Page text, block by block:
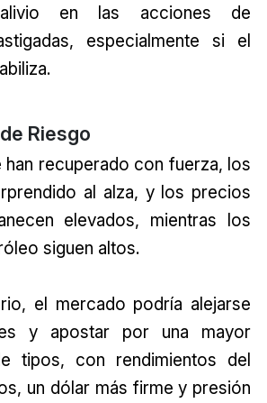
en las acciones de
especialmente si el
Riesgo
han recuperado con fuerza, los
al alza, y los precios
elevados, mientras los
siguen altos.
el mercado podría alejarse
y apostar por una mayor
tipos, con rendimientos del
un dólar más firme y presión